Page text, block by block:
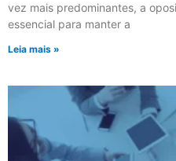
vez mais predominantes, a
essencial para manter a
Leia mais »